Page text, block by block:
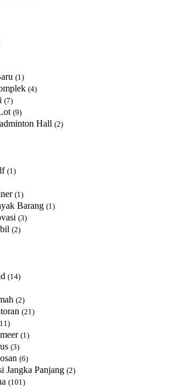
(1)
(4)
(7)
(9)
Hall (2)
(1)
(1)
Barang (1)
(3)
(2)
(14)
(2)
(21)
(1)
(3)
(6)
Jangka Panjang (2)
(101)